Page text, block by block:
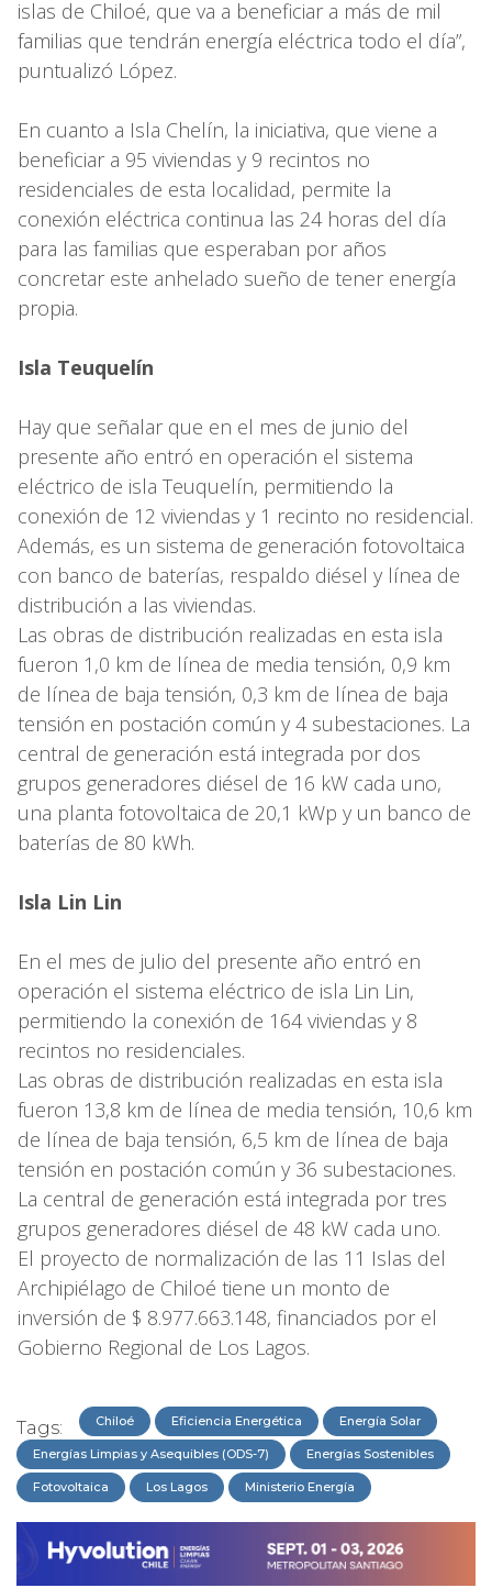
islas de Chiloé, que va a beneficiar a más de mil
familias que tendrán energía eléctrica todo el día”,
puntualizó López.
En cuanto a Isla Chelín, la iniciativa, que viene a
beneficiar a 95 viviendas y 9 recintos no
residenciales de esta localidad, permite la
conexión eléctrica continua las 24 horas del día
para las familias que esperaban por años
concretar este anhelado sueño de tener energía
propia.
Isla Teuquelín
Hay que señalar que en el mes de junio del
presente año entró en operación el sistema
eléctrico de isla Teuquelín, permitiendo la
conexión de 12 viviendas y 1 recinto no residencial.
Además, es un sistema de generación fotovoltaica
con banco de baterías, respaldo diésel y línea de
distribución a las viviendas.
Las obras de distribución realizadas en esta isla
fueron 1,0 km de línea de media tensión, 0,9 km
de línea de baja tensión, 0,3 km de línea de baja
tensión en postación común y 4 subestaciones. La
central de generación está integrada por dos
grupos generadores diésel de 16 kW cada uno,
una planta fotovoltaica de 20,1 kWp y un banco de
baterías de 80 kWh.
Isla Lin Lin
En el mes de julio del presente año entró en
operación el sistema eléctrico de isla Lin Lin,
permitiendo la conexión de 164 viviendas y 8
recintos no residenciales.
Las obras de distribución realizadas en esta isla
fueron 13,8 km de línea de media tensión, 10,6 km
de línea de baja tensión, 6,5 km de línea de baja
tensión en postación común y 36 subestaciones.
La central de generación está integrada por tres
grupos generadores diésel de 48 kW cada uno.
El proyecto de normalización de las 11 Islas del
Archipiélago de Chiloé tiene un monto de
inversión de $ 8.977.663.148, financiados por el
Gobierno Regional de Los Lagos.
Tags: Chiloé Eficiencia Energética Energía Solar
Energías Limpias y Asequibles (ODS-7) Energías Sostenibles
Fotovoltaica Los Lagos Ministerio Energía